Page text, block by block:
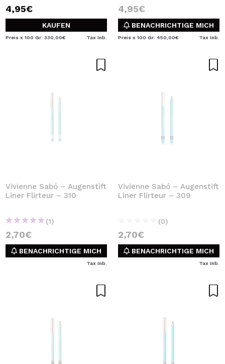
4,95€
KAUFEN
Preis x 100 Gr: 330,00€ Tax Inb.
4,95€
BENACHRICHTIGE MICH
Preis x 100 Gr: 450,00€ Tax Inb.
Vivienne Sabó – Augenstift
Liner Flirteur – 310
(1)
2,70€
BENACHRICHTIGE MICH
Tax Inb.
Vivienne Sabó – Augenstift
Liner Flirteur – 309
(0)
2,70€
BENACHRICHTIGE MICH
Tax Inb.